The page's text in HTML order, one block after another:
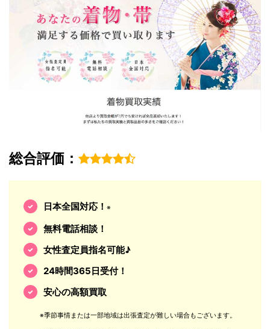
総合評価：
日本全国対応！ ※
無料電話相談！
女性査定員指名可能♪
24時間365日受付！
安心の高額買取
※季節事情または一部地域は出張査定が難しい場合もございます。